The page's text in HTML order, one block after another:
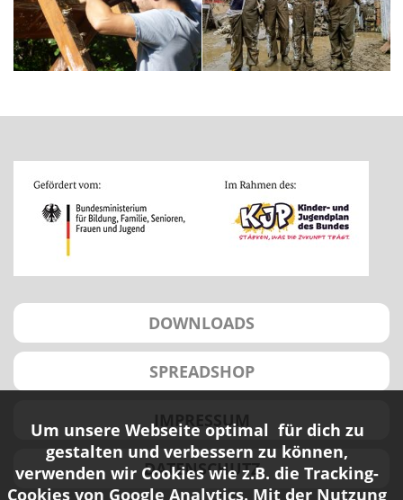
Um unsere Webseite optimal für dich zu
gestalten und verbessern zu können,
verwenden wir Cookies wie z.B. die Tracking-
Cookies von Google Analytics. Mit der Nutzung
DOWNLOADS
SPREADSHOP
IMPRESSUM
DATENSCHUTZ